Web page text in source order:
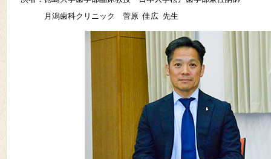
月潟歯科クリニック 菅原 佳広 先生